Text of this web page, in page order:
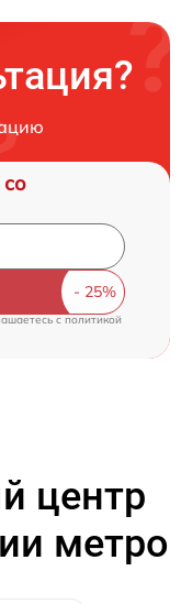
cполитикой
центр
метро